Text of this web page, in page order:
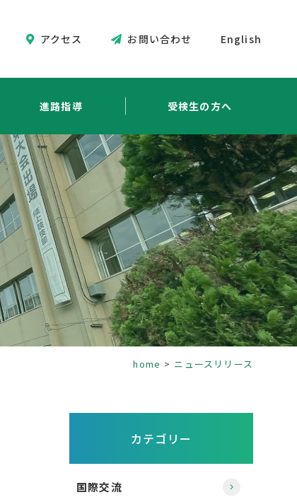
進路指導 受検生の方へ
アクセス お問い合わせ English
home ニュースリリース
カテゴリー
国際交流